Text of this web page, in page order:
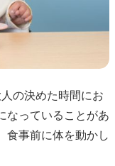
の決めた時間にお
なっていることがあ
食事前に体を動かし